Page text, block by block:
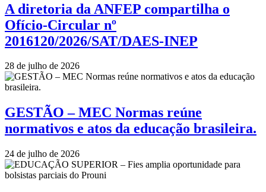
A diretoria da ANFEP compartilha o
Ofício-Circular nº
2016120/2026/SAT/DAES-INEP
28 de julho de 2026
GESTÃO – MEC Normas reúne
normativos e atos da educação brasileira.
24 de julho de 2026